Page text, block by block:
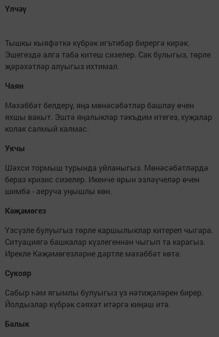
Үлчәү
Тышкы кыяфәткә күбрәк игътибар бирергә кирәк.
Эшегездә алга таба китеш сизелер. Сак булыгыз, төрле
җәрәхәтләр алуыгыз ихтимал.
Чаян
Мәхәббәт белдерү, яңа мөнәсәбәтләр башлау өчен
яхшы вакыт. Эштә яңалыклар тәкъдим итегез, хуҗалар
колак салмый калмас.
Укчы
Шәхси тормыш турында уйланыгыз. Мөнәсәбәтләрдә
бераз кризис сизелер. Икенче ярын эзләүчеләр өчен
шимбә - аеруча уңышлы көн.
Кәҗәмөгез
Үзсүзле булуыгыз төрле каршылыклар китереп чыгара.
Ситуациягә башкалар күзлегеннән чыгып та карагыз.
Ирекле Кәҗәмөгезләрне дәртле мәхәббәт көтә.
Сукояр
Сабыр һәм ягымлы булуыгыз үз нәтиҗәләрен бирер.
Йолдызлар күбрәк сәяхәт итәргә киңәш итә.
Балык